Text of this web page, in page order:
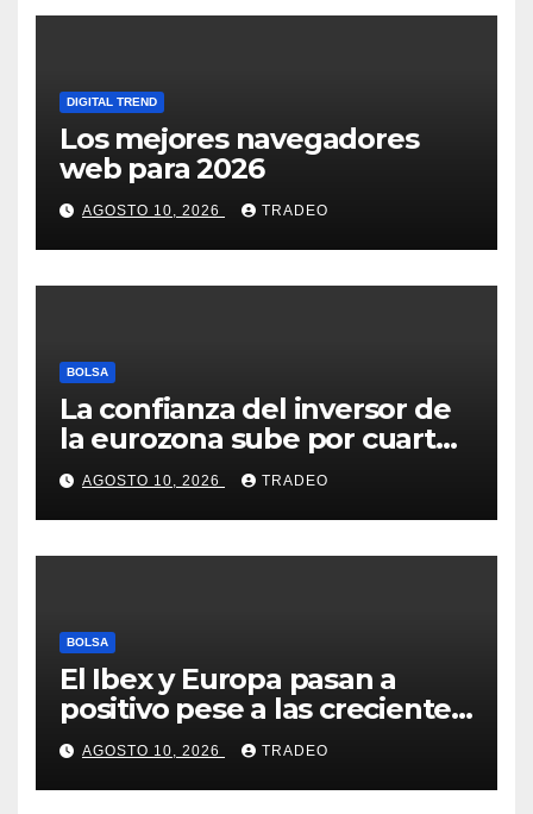
DIGITAL TREND
Los mejores navegadores
web para 2026
AGOSTO 10, 2026 TRADEO
BOLSA
La confianza del inversor de
la eurozona sube por cuarto
mes y se vuelve positiva en
agosto
AGOSTO 10, 2026 TRADEO
BOLSA
El Ibex y Europa pasan a
positivo pese a las crecientes
dudas sobre Oriente Medio
AGOSTO 10, 2026 TRADEO